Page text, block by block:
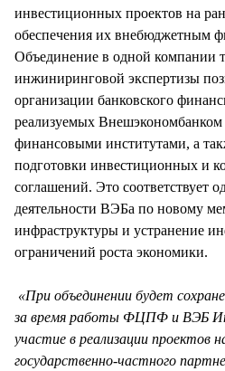
инвестиционных проектов на
обеспечения их внебюджетным
Объединение в одной компании
инжиниринговой экспертизы
организации банковского
реализуемых Внешэкономбанком
финансовыми институтами, а
подготовки инвестиционных и
соглашений. Это соответствует
деятельности ВЭБа по новому
инфраструктуры и устранение
ограничений роста экономики.
«При объединении будет
за время работы ФЦПФ и ВЭБ
участие в реализации проектов
государственно-частного